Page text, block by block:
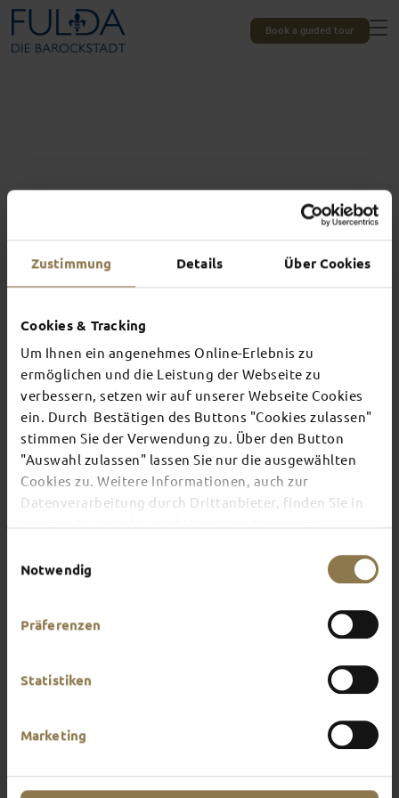
Zustimmung Details Über Cookies
Cookies & Tracking
Um Ihnen ein angenehmes Online-Erlebnis zu
ermöglichen und die Leistung der Webseite zu
verbessern, setzen wir auf unserer Webseite Cookies
ein. Durch Bestätigen des Buttons "Cookies zulassen"
stimmen Sie der Verwendung zu. Über den Button
"Auswahl zulassen" lassen Sie nur die ausgewählten
Cookies zu. Weitere Informationen, auch zur
Datenverarbeitung durch Drittanbieter, finden Sie in
Notwendig
Präferenzen
Statistiken
Marketing
Book a guided tour
Experiences unique to Fulda
TOP EVENTS
There's always something going on in Fulda:
whether it's a concert, a musical, a fun-filled
guided tour or a theatre performance – this is the
place to discover the current events and